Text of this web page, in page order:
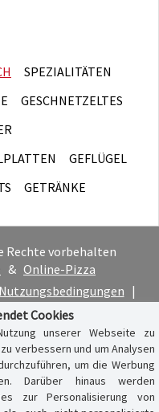
SPEZIALITÄTEN
GESCHNETZELTES
GEFLÜGEL
GETRÄNKE
Rechte vorbehalten
& Online-Pizza
Nutzungsbedingungen |
Cookies
unserer Webseite zu
verbessern und um Analysen
um die Werbung
Darüber hinaus werden
zur Personalisierung von